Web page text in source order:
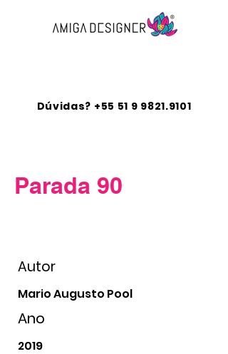
Dúvidas? +55 51 9 9821.9101
Parada 90
Autor
Mario Augusto Pool
Ano
2019